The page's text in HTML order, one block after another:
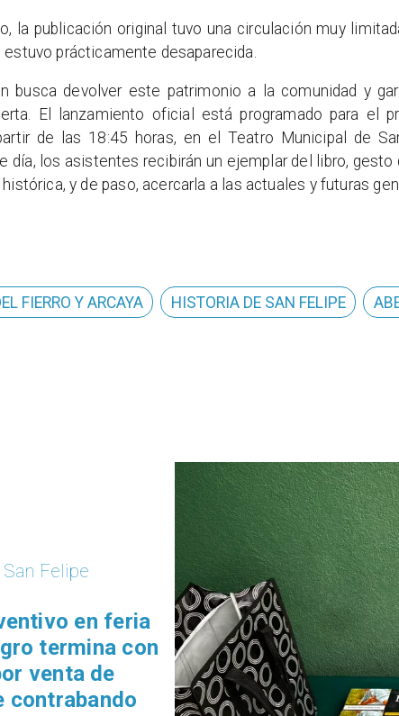
la publicación original tuvo una circulación muy
estuvo prácticamente desaparecida.
busca devolver este patrimonio a la comunidad y
El lanzamiento oficial está programado para el
de las 18:45 horas, en el Teatro Municipal de
día, los asistentes recibirán un ejemplar del libro,
histórica, y de paso, acercarla a las actuales y futuras
FIERRO Y ARCAYA HISTORIA DE SAN FELIPE
Felipe
en feria
termina con
venta de
contrabando